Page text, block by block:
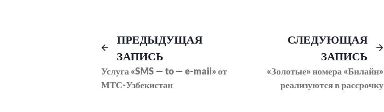
Навигация
по
записям
ПРЕДЫДУЩАЯ
ЗАПИСЬ
Предыдущий
Услуга «SMS — to — e-mail» от
МТС-Узбекистан
СЛЕДУЮЩАЯ
ЗАПИСЬ
«Золотые» номера «Билайн»
реализуются в рассрочку